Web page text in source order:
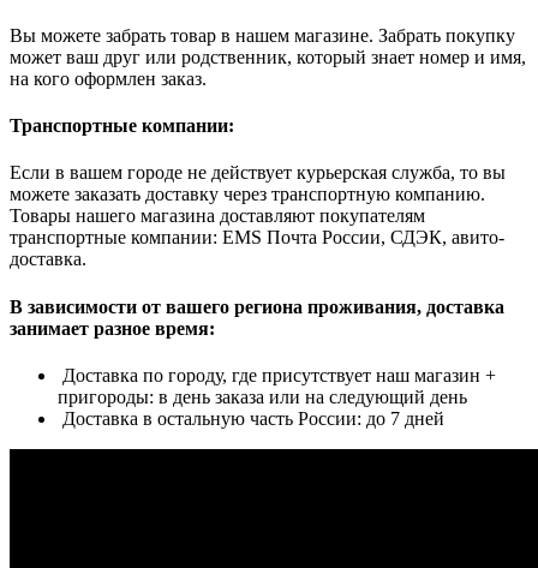
Вы можете забрать товар в нашем магазине. Забрать покупку
может ваш друг или родственник, который знает номер и имя,
на кого оформлен заказ.
Транспортные компании:
Если в вашем городе не действует курьерская служба, то вы
можете заказать доставку через транспортную компанию.
Товары нашего магазина доставляют покупателям
транспортные компании: EMS Почта России, СДЭК, авито-
доставка.
В зависимости от вашего региона проживания, доставка
занимает разное время:
Доставка по городу, где присутствует наш магазин +
пригороды: в день заказа или на следующий день
Доставка в остальную часть России: до 7 дней